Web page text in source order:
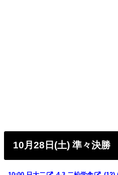
10月28日(土) 準々決勝